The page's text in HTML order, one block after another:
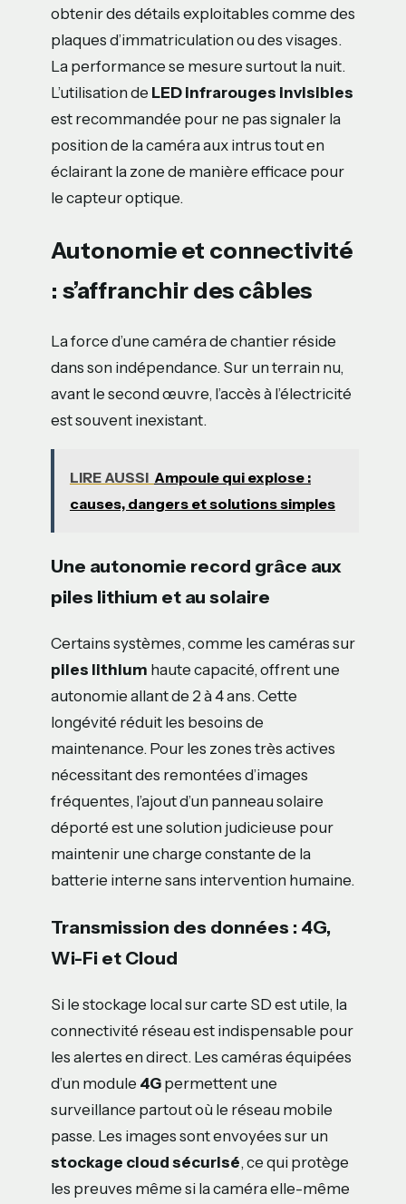
obtenir des détails exploitables comme des
plaques d’immatriculation ou des visages.
La performance se mesure surtout la nuit.
L’utilisation de LED infrarouges invisibles
est recommandée pour ne pas signaler la
position de la caméra aux intrus tout en
éclairant la zone de manière efficace pour
le capteur optique.
Autonomie et connectivité
: s’affranchir des câbles
La force d’une caméra de chantier réside
dans son indépendance. Sur un terrain nu,
avant le second œuvre, l’accès à l’électricité
est souvent inexistant.
LIRE AUSSI Ampoule qui explose :
causes, dangers et solutions simples
Une autonomie record grâce aux
piles lithium et au solaire
Certains systèmes, comme les caméras sur
piles lithium haute capacité, offrent une
autonomie allant de 2 à 4 ans. Cette
longévité réduit les besoins de
maintenance. Pour les zones très actives
nécessitant des remontées d’images
fréquentes, l’ajout d’un panneau solaire
déporté est une solution judicieuse pour
maintenir une charge constante de la
batterie interne sans intervention humaine.
Transmission des données : 4G,
Wi-Fi et Cloud
Si le stockage local sur carte SD est utile, la
connectivité réseau est indispensable pour
les alertes en direct. Les caméras équipées
d’un module 4G permettent une
surveillance partout où le réseau mobile
passe. Les images sont envoyées sur un
stockage cloud sécurisé, ce qui protège
les preuves même si la caméra elle-même